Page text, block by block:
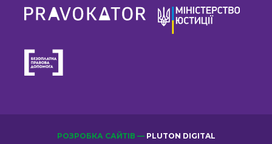
РОЗРОБКА САЙТІВ — PLUTON DIGITAL